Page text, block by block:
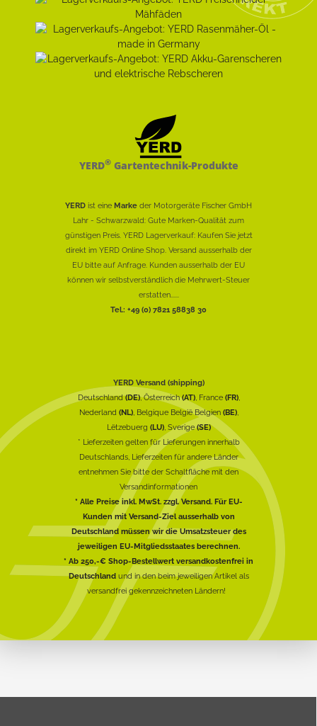
YERD®Gartentechnik-Produkte
YERD ist eine Marke der Motorgeräte Fischer GmbH
Lahr - Schwarzwald: Gute Marken-Qualität zum
günstigen Preis. YERD Lagerverkauf: Kaufen Sie jetzt
direkt im YERD Online Shop. Versand ausserhalb der
EU bitte auf Anfrage. Kunden ausserhalb der EU
können wir selbstverständlich die Mehrwert-Steuer
erstatten......
Tel.: +49 (0) 7821 58838 30
YERD Versand (shipping)
Deutschland(DE), Österreich(AT), France (FR),
Nederland (NL), Belgique België Belgien (BE),
Lëtzebuerg (LU), Sverige(SE)
* Lieferzeiten gelten für Lieferungen innerhalb
Deutschlands, Lieferzeiten für andere Länder
entnehmen Sie bitte der Schaltfläche mit den
Versandinformationen
* Alle Preise inkl. MwSt. zzgl. Versand. Für EU-
Kunden mit Versand-Ziel ausserhalb von
Deutschland müssen wir die Umsatzsteuer des
jeweiligen EU-Mitgliedsstaates berechnen.
* Ab 250,-€ Shop-Bestellwert versandkostenfrei in
Deutschlandund in den beim jeweiligen Artikel als
versandfrei gekennzeichneten Ländern!